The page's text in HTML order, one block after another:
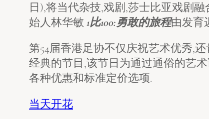
日),将当代杂技,戏剧,莎士比亚戏剧融
始人林华敏 1比100:勇敢的旅程由发育
第54届香港足协不仅庆祝艺术优秀,
经典的节目,该节日为通过通俗的艺
各种优惠和标准定价选项.
当天开花